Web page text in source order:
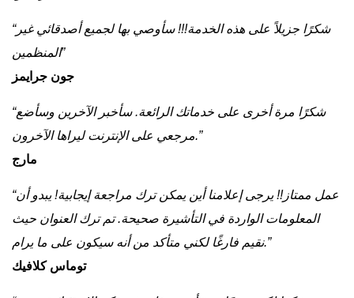
“شكرًا جزيلاً على هذه الخدمة!!! سأوصي بها لجميع أصدقائي غير
المنظمين”
جون جرايمز
“شكرًا مرة أخرى على خدماتك الرائعة. سأخبر الآخرين وسأضع
مرجعي على الإنترنت ليراها الآخرون.”
مارج
“عمل ممتاز!! يرجى إعلامنا أين يمكن ترك مراجعة إيجابية! يبدو أن
المعلومات الواردة في التأشيرة صحيحة. تم ترك العنوان حيث
نقيم فارغًا لكني متأكد من أنه سيكون على ما يرام.”
توماس كلافيك